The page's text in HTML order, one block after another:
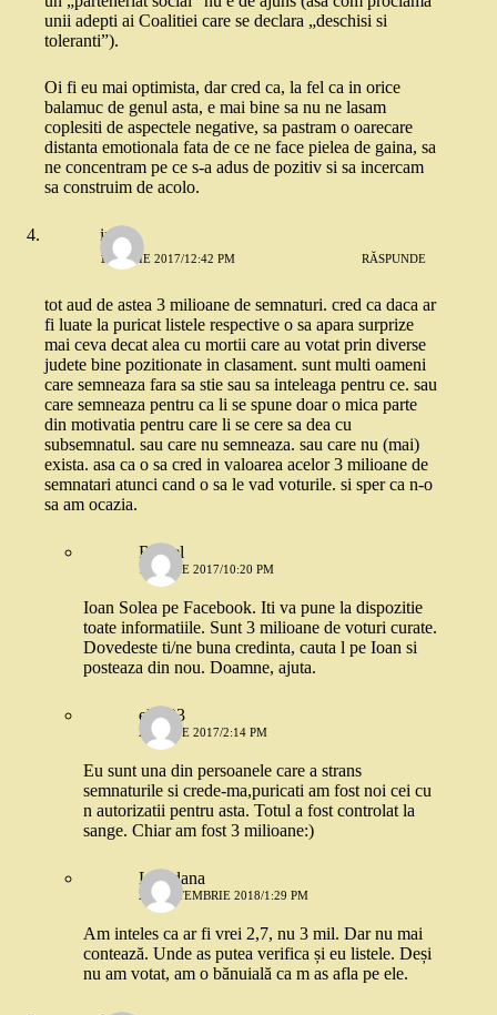
unii adepti ai Coalitiei care se declara „deschisi si
toleranti”).
Oi fi eu mai optimista, dar cred ca, la fel ca in orice
balamuc de genul asta, e mai bine sa nu ne lasam
coplesiti de aspectele negative, sa pastram o oarecare
distanta emotionala fata de ce ne face pielea de gaina, sa
ne concentram pe ce s-a adus de pozitiv si sa incercam
sa construim de acolo.
irina
14 IUNIE 2017/12:42 PM RĂSPUNDE
tot aud de astea 3 milioane de semnaturi. cred ca daca ar
fi luate la puricat listele respective o sa apara surprize
mai ceva decat alea cu mortii care au votat prin diverse
judete bine pozitionate in clasament. sunt multi oameni
care semneaza fara sa stie sau sa inteleaga pentru ce. sau
care semneaza pentru ca li se spune doar o mica parte
din motivatia pentru care li se cere sa dea cu
subsemnatul. sau care nu semneaza. sau care nu (mai)
exista. asa ca o sa cred in valoarea acelor 3 milioane de
semnatari atunci cand o sa le vad voturile. si sper ca n-o
sa am ocazia.
Rafael
14 IUNIE 2017/10:20 PM
Ioan Solea pe Facebook. Iti va pune la dispozitie
toate informatiile. Sunt 3 milioane de voturi curate.
Dovedeste ti/ne buna credinta, cauta l pe Ioan si
posteaza din nou. Doamne, ajuta.
ele123
26 IUNIE 2017/2:14 PM
Eu sunt una din persoanele care a strans
semnaturile si crede-ma,puricati am fost noi cei cu
n autorizatii pentru asta. Totul a fost controlat la
sange. Chiar am fost 3 milioane:)
Loredana
29 SEPTEMBRIE 2018/1:29 PM
Am inteles ca ar fi vrei 2,7, nu 3 mil. Dar nu mai
contează. Unde as putea verifica și eu listele. Deși
nu am votat, am o bănuială ca m as afla pe ele.